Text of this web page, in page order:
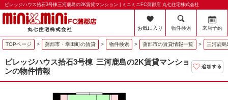
ビレッジハウス拾石3号棟三河鹿島の2K賃貸マンション | ミニミニFC蒲郡店 丸七住宅株式会社
お気に入り 物件検索 来店予約
TOPページ > 蒲郡市・幸田町の賃貸 > 物件検索 > 蒲郡市の賃貸情報一覧 > 三河鹿
ビレッジハウス拾石3号棟 三河鹿島の2K賃貸マンショ
ンの物件情報